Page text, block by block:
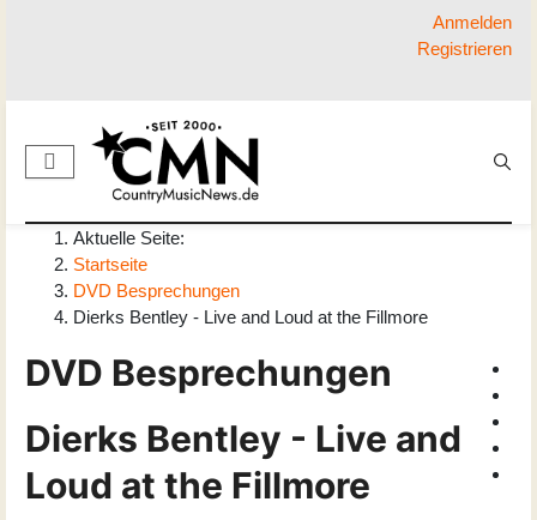
Anmelden
Registrieren
Aktuelle Seite:
Startseite
DVD Besprechungen
Dierks Bentley - Live and Loud at the Fillmore
DVD Besprechungen
Dierks Bentley - Live and
Loud at the Fillmore